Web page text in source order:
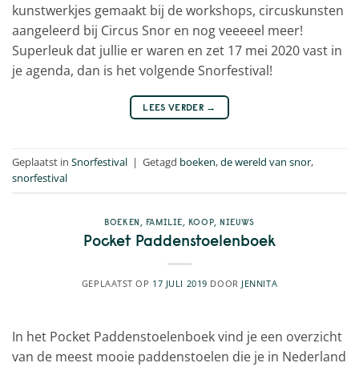
kunstwerkjes gemaakt bij de workshops, circuskunsten
aangeleerd bij Circus Snor en nog veeeeel meer!
Superleuk dat jullie er waren en zet 17 mei 2020 vast in
je agenda, dan is het volgende Snorfestival!
LEES VERDER →
Geplaatst in Snorfestival | Getagd boeken,de wereld van snor,
snorfestival
BOEKEN , FAMILIE, KOOP, NIEUWS
Pocket Paddenstoelenboek
GEPLAATST OP 17 JULI 2019 DOOR JENNITA
In het Pocket Paddenstoelenboek vind je een overzicht
van de meest mooie paddenstoelen die je in Nederland